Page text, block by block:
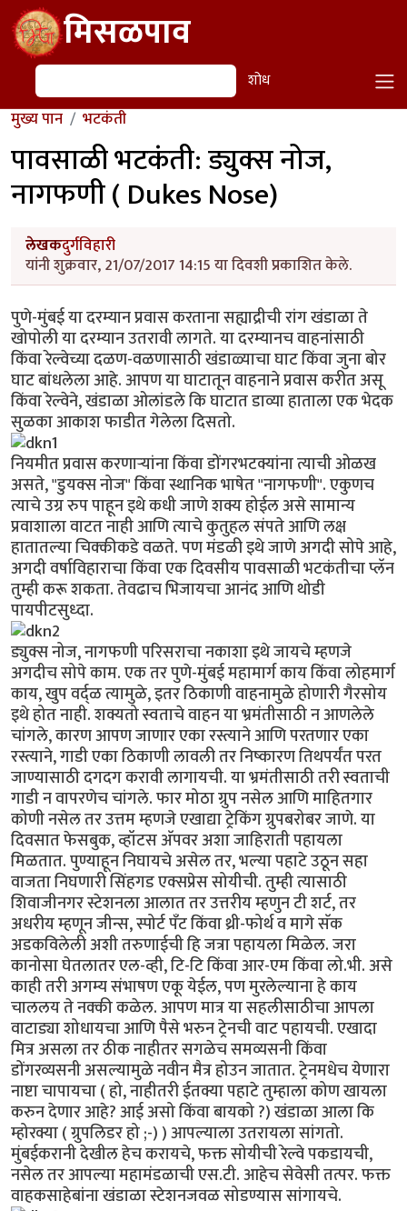
Skip to main contentमिसळपाव
शोध शोध
मुख्य पान भटकंती
पावसाळी भटकंती: ड्युक्स नोज,
नागफणी ( Dukes Nose)
लेखकदुर्गविहारी
यांनी शुक्रवार, 21/07/2017 14:15 या दिवशी प्रकाशित केले.
पुणे-मुंबई या दरम्यान प्रवास करताना सह्याद्रीची रांग खंडाळा ते
खोपोली या दरम्यान उतरावी लागते. या दरम्यानच वाहनांसाठी
किंवा रेल्वेच्या दळण-वळणासाठी खंडाळ्याचा घाट किंवा जुना बोर
घाट बांधलेला आहे. आपण या घाटातून वाहनाने प्रवास करीत असू
किंवा रेल्वेने, खंडाळा ओलांडले कि घाटात डाव्या हाताला एक भेदक
सुळका आकाश फाडीत गेलेला दिसतो.
नियमीत प्रवास करणार्‍यांना किंवा डोंगरभटक्यांना त्याची ओळख
असते, "डुयक्स नोज" किंवा स्थानिक भाषेत "नागफणी". एकुणच
त्याचे उग्र रुप पाहून इथे कधी जाणे शक्य होईल असे सामान्य
प्रवाशाला वाटत नाही आणि त्याचे कुतुहल संपते आणि लक्ष
हातातल्या चिक्कीकडे वळते. पण मंडळी इथे जाणे अगदी सोपे आहे,
अगदी वर्षाविहाराचा किंवा एक दिवसीय पावसाळी भटकंतीचा प्लॅन
तुम्ही करू शकता. तेवढाच भिजायचा आनंद आणि थोडी
पायपीटसुध्दा.
ड्युक्स नोज, नागफणी परिसराचा नकाशा इथे जायचे म्हणजे
अगदीच सोपे काम. एक तर पुणे-मुंबई महामार्ग काय किंवा लोहमार्ग
काय, खुप वर्द्ळ त्यामुळे, इतर ठिकाणी वाहनामुळे होणारी गैरसोय
इथे होत नाही. शक्यतो स्वताचे वाहन या भ्रमंतीसाठी न आणलेले
चांगले, कारण आपण जाणार एका रस्त्याने आणि परतणार एका
रस्त्याने, गाडी एका ठिकाणी लावली तर निष्कारण तिथपर्यंत परत
जाण्यासाठी दगदग करावी लागायची. या भ्रमंतीसाठी तरी स्वताची
गाडी न वापरणेच चांगले. फार मोठा ग्रुप नसेल आणि माहितगार
कोणी नसेल तर उत्तम म्हणजे एखाद्या ट्रेकिंग ग्रुपबरोबर जाणे. या
दिवसात फेसबुक, व्हॉटस अ‍ॅपवर अशा जाहिराती पहायला
मिळतात. पुण्याहून निघायचे असेल तर, भल्या पहाटे उठून सहा
वाजता निघणारी सिंहगड एक्सप्रेस सोयीची. तुम्ही त्यासाठी
शिवाजीनगर स्टेशनला आलात तर उत्तरीय म्हणुन टी शर्ट, तर
अधरीय म्हणून जीन्स, स्पोर्ट पँट किंवा थ्री-फोर्थ व मागे सॅक
अडकविलेली अशी तरुणाईची हि जत्रा पहायला मिळेल. जरा
कानोसा घेतलातर एल-व्ही, टि-टि किंवा आर-एम किंवा लो.भी. असे
काही तरी अगम्य संभाषण एकू येईल, पण मुरलेल्याना हे काय
चाललय ते नक्की कळेल. आपण मात्र या सहलीसाठीचा आपला
वाटाड्या शोधायचा आणि पैसे भरुन ट्रेनची वाट पहायची. एखादा
मित्र असला तर ठीक नाहीतर सगळेच समव्यसनी किंवा
डोंगरव्यसनी असल्यामुळे नवीन मैत्र होउन जातात. ट्रेनमधेच येणारा
नाष्टा चापायचा ( हो, नाहीतरी ईतक्या पहाटे तुम्हाला कोण खायला
करुन देणार आहे? आई असो किंवा बायको ?) खंडाळा आला कि
म्होरक्या ( ग्रुपलिडर हो ;-) ) आपल्याला उतरायला सांगतो.
मुंबईकरानी देखील हेच करायचे, फक्त सोयीची रेल्वे पकडायची,
नसेल तर आपल्या महामंडळाची एस.टी. आहेच सेवेसी तत्पर. फक्त
वाहकसाहेबांना खंडाळा स्टेशनजवळ सोडण्यास सांगायचे.